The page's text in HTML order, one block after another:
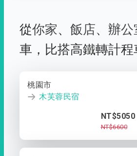
從你家、 飯店、 辦公
車， 比搭高鐵轉計
桃園市
木芙蓉民宿
NT$5050
NT$6600